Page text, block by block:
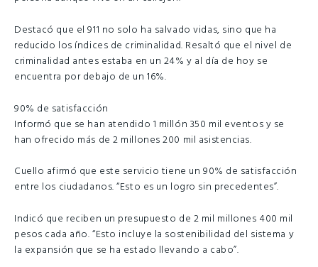
Destacó que el 911 no solo ha salvado vidas, sino que ha
reducido los índices de criminalidad. Resaltó que el nivel de
criminalidad antes estaba en un 24% y al día de hoy se
encuentra por debajo de un 16%.
90% de satisfacción
Informó que se han atendido 1 millón 350 mil eventos y se
han ofrecido más de 2 millones 200 mil asistencias.
Cuello afirmó que este servicio tiene un 90% de satisfacción
entre los ciudadanos. “Esto es un logro sin precedentes”.
Indicó que reciben un presupuesto de 2 mil millones 400 mil
pesos cada año. “Esto incluye la sostenibilidad del sistema y
la expansión que se ha estado llevando a cabo”.